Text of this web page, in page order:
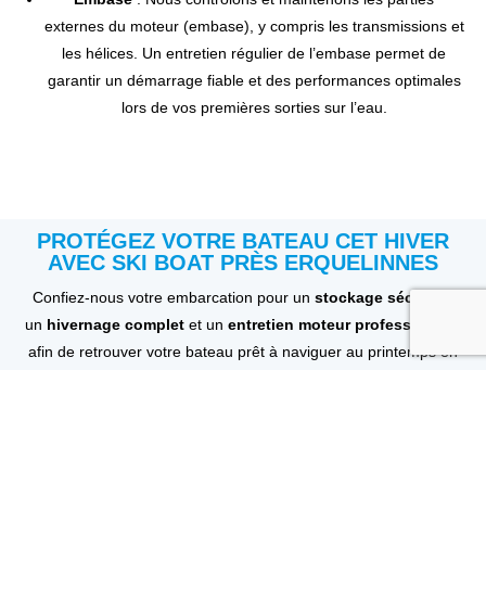
externes du moteur (embase), y compris les transmissions et
les hélices. Un entretien régulier de l’embase permet de
garantir un démarrage fiable et des performances optimales
lors de vos premières sorties sur l’eau.
PROTÉGEZ VOTRE BATEAU CET HIVER
AVEC SKI BOAT PRÈS ERQUELINNES
Confiez-nous votre embarcation pour un stockage sécurisé
un hivernage completet un entretien moteur professionnel
afin de retrouver votre bateau prêt à naviguer au printemps en